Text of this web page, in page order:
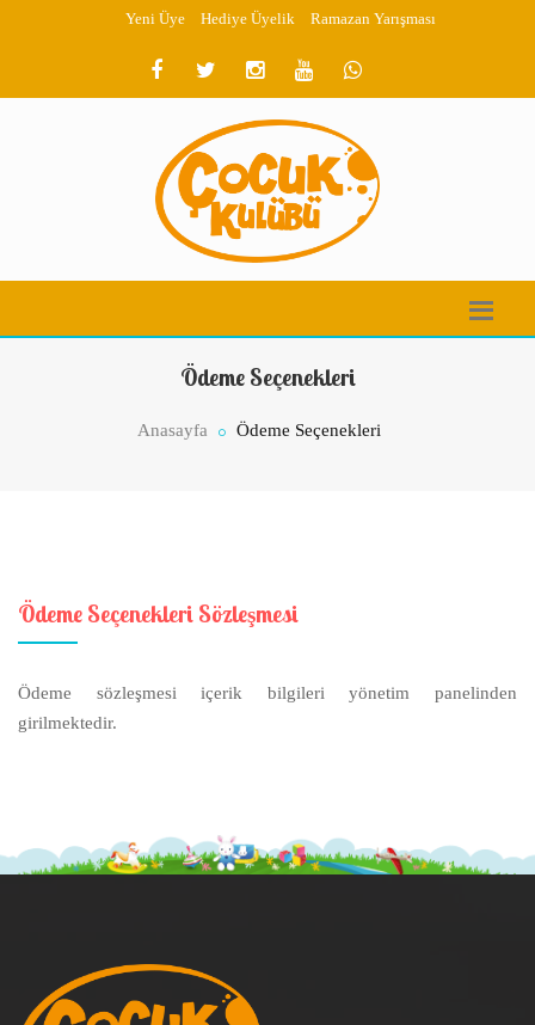
Yeni Üye Hediye Üyelik Ramazan Yarışması
Ödeme Seçenekleri
Anasayfa Ödeme Seçenekleri
Ödeme Seçenekleri Sözleşmesi
Ödeme sözleşmesi içerik bilgileri yönetim panelinden
girilmektedir.